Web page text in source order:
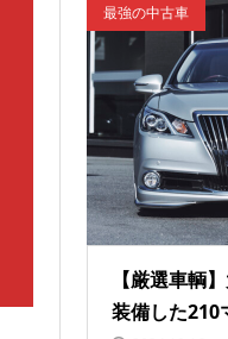
最強の中古車
【厳選車輌
装備した210